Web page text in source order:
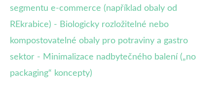
segmentu e-commerce (například obaly od
REkrabice) - Biologicky rozložitelné nebo
kompostovatelné obaly pro potraviny a gastro
sektor - Minimalizace nadbytečného balení („no
packaging“ koncepty)